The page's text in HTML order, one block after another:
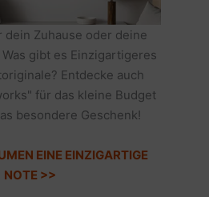
dein Zuhause oder deine
gibt es Einzigartigeres
Entdecke auch
für das kleine Budget
besondere Geschenk!
EINE EINZIGARTIGE
NOTE >>